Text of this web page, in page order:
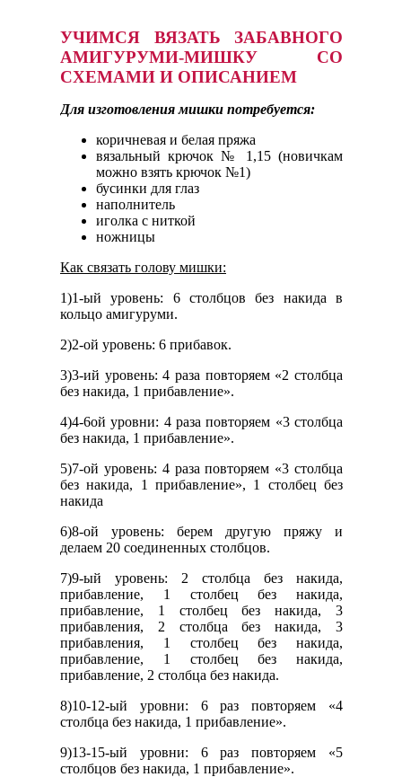
УЧИМСЯ ВЯЗАТЬ ЗАБАВНОГО
АМИГУРУМИ-МИШКУ СО
СХЕМАМИ И ОПИСАНИЕМ
Для изготовления мишки потребуется:
коричневая и белая пряжа
вязальный крючок № 1,15 (новичкам
можно взять крючок №1)
бусинки для глаз
наполнитель
иголка с ниткой
ножницы
Как связать голову мишки:
1)1-ый уровень: 6 столбцов без накида в
кольцо амигуруми.
2)2-ой уровень: 6 прибавок.
3)3-ий уровень: 4 раза повторяем «2 столбца
без накида, 1 прибавление».
4)4-6ой уровни: 4 раза повторяем «3 столбца
без накида, 1 прибавление».
5)7-ой уровень: 4 раза повторяем «3 столбца
без накида, 1 прибавление», 1 столбец без
накида
6)8-ой уровень: берем другую пряжу и
делаем 20 соединенных столбцов.
7)9-ый уровень: 2 столбца без накида,
прибавление, 1 столбец без накида,
прибавление, 1 столбец без накида, 3
прибавления, 2 столбца без накида, 3
прибавления, 1 столбец без накида,
прибавление, 1 столбец без накида,
прибавление, 2 столбца без накида.
8)10-12-ый уровни: 6 раз повторяем «4
столбца без накида, 1 прибавление».
9)13-15-ый уровни: 6 раз повторяем «5
столбцов без накида, 1 прибавление».